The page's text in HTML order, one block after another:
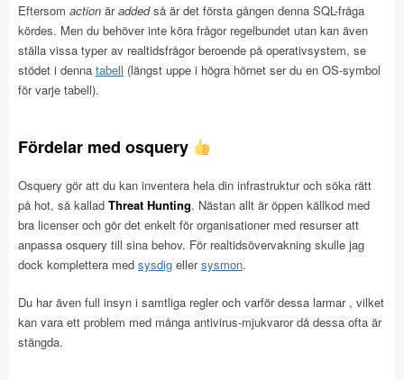
Eftersom action äraddedså är det första gången denna SQL-fråga
kördes. Men du behöver inte köra frågor regelbundet utan kan även
ställa vissa typer av realtidsfrågor beroende på operativsystem, se
stödet i denna tabell (längst uppe i högra hörnet ser du en OS-symbol
för varje tabell).
Fördelar med osquery
Osquery gör att du kan inventera hela din infrastruktur och söka rätt
på hot, så kallad Threat Hunting. Nästan allt är öppen källkod med
bra licenser och gör det enkelt för organisationer med resurser att
anpassa osquery till sina behov. För realtidsövervakning skulle jag
dock komplettera med sysdig ellersysmon.
Du har även full insyn i samtliga regler och varför dessa larmar , vilket
kan vara ett problem med många antivirus-mjukvaror då dessa ofta är
stängda.